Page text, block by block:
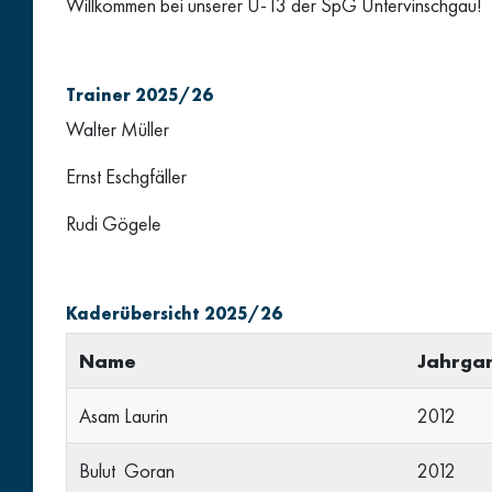
Trainer 2025/26
Walter Müller
Ernst Eschgfäller
Rudi Gögele
Kaderübersicht 2025/26
Name
Asam Laurin 2012
Bulut Goran 2012